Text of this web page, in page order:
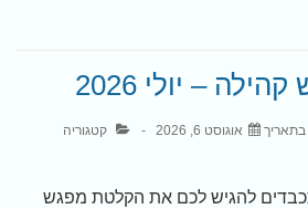
– יולי 2026
אוגוסט 6, 2026
קטגוריה
להגיש לכם את הקלטת מפגש